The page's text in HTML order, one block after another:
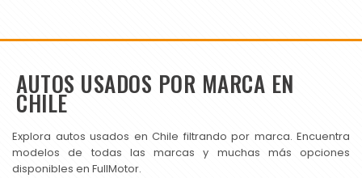
AUTOS USADOS POR MARCA EN
CHILE
Explora autos usados en Chile filtrando por marca. Encuentra
modelos de todas las marcas y muchas más opciones
disponibles en FullMotor.